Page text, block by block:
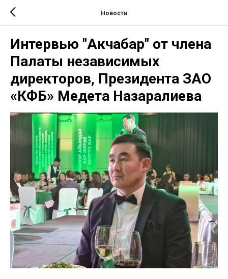
Новости
Интервью "Акчабар" от члена
Палаты независимых
директоров, Президента ЗАО
«КФБ» Медета Назаралиева